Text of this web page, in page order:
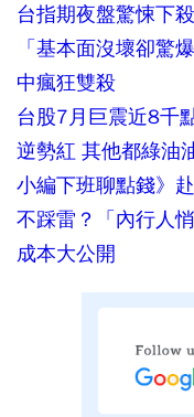
台指期夜盤驚悚下
「基本面沒壞卻驚
中瘋狂雙殺
台股7月巨震近8千
逆勢紅 其他都綠油
小編下班聊點錢》
不踩雷？「內行人
成本大公開